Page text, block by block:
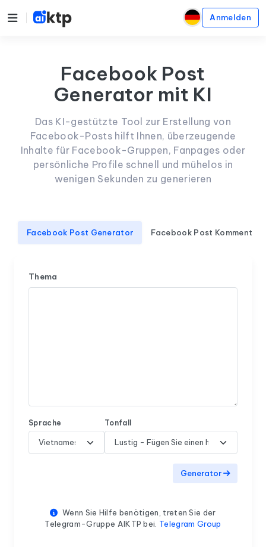
Anmelden
Facebook Post
Generator mit KI
Das KI-gestützte Tool zur Erstellung von
Facebook-Posts hilft Ihnen, überzeugende
Inhalte für Facebook-Gruppen, Fanpages oder
persönliche Profile schnell und mühelos in
wenigen Sekunden zu generieren
Facebook Post Generator Facebook Post
Thema
Sprache Tonfall
Generator
Wenn Sie Hilfe benötigen, treten Sie der
Telegram-Gruppe AIKTP bei. Telegram Group